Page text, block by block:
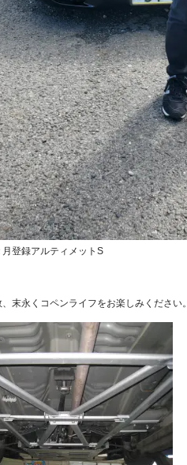
月登録アルティメットS
末永くコペンライフをお楽しみください。